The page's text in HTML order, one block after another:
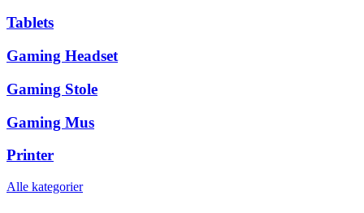
Tablets
Gaming Headset
Gaming Stole
Gaming Mus
Printer
Alle kategorier